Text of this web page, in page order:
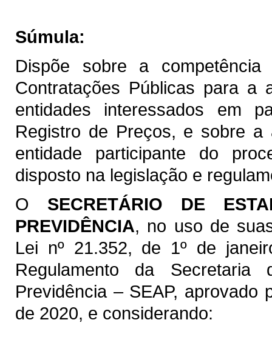
Súmula:
Dispõe sobre a
Contratações Públicas para a
entidades interessados em
Registro de Preços, e sobre a
entidade participante do
disposto na legislação e
O SECRETÁRIO DE
PREVIDÊNCIA, no uso de
Lei nº 21.352, de 1º de
Regulamento da
Previdência – SEAP, aprovado
de 2020, e considerando: